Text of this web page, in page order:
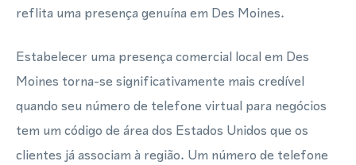
reflita uma presença genuína em Des Moines.
Estabelecer uma presença comercial local em Des
Moines torna-se significativamente mais credível
quando seu número de telefone virtual para negócios
tem um código de área dos Estados Unidos que os
clientes já associam à região. Um número de telefone